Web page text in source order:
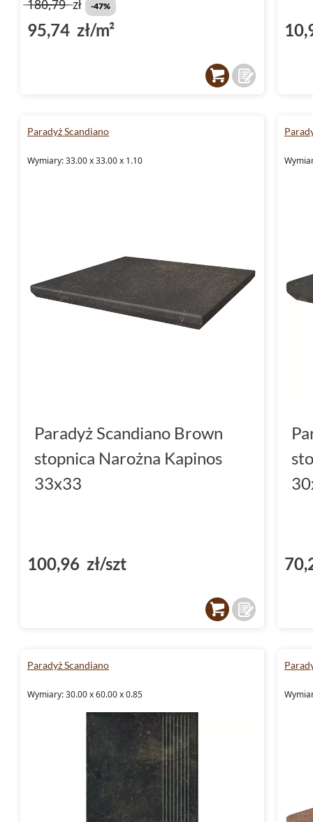
180,79zł -47%
95,74 zł/m²
Paradyż Scandiano
Wymiary: 33.00 x 33.00 x 1.10
Paradyż Scandiano Brown
stopnica Narożna Kapinos
33x33
100,96 zł/szt
Paradyż Scandiano
Wymiary: 30.00 x 60.00 x 0.85